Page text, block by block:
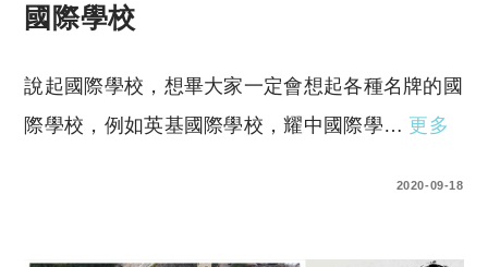
國際學校
說起國際學校，想畢大家一定會想起各種名牌的國
際學校，例如英基國際學校，耀中國際學… 更多
2020-09-18